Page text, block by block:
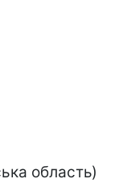
область)